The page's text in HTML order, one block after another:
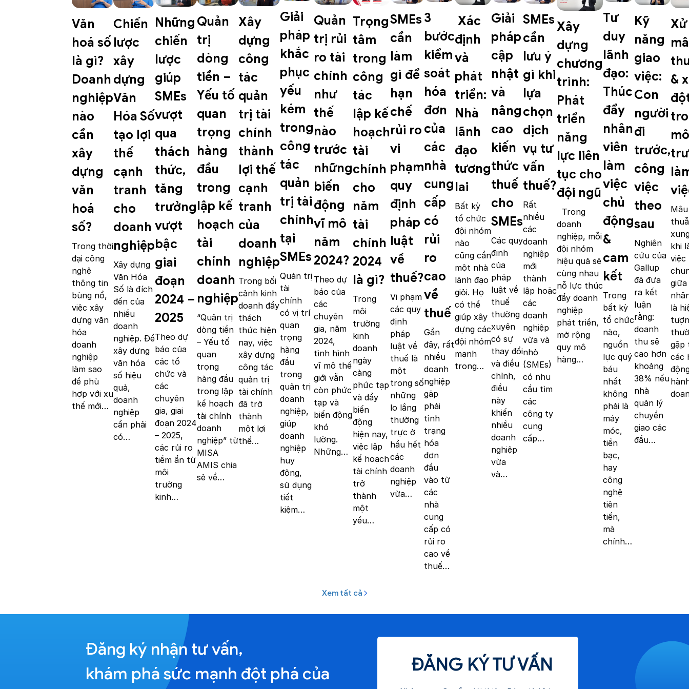
Văn
hoá số
là gì?
Doanh
nghiệp
nào
cần
xây
dựng
văn
hoá
số?
Trong thời
đại công
nghệ
thông tin
bùng nổ,
việc xây
dựng văn
hóa
doanh
nghiệp
làm sao
để phù
hợp với xu
thế mới…
Chiến
lược
xây
dựng
Văn
Hóa Số
tạo lợi
thế
cạnh
tranh
cho
doanh
nghiệp
Xây dựng
Văn Hóa
Số là đích
đến của
nhiều
doanh
nghiệp. Để
xây dựng
văn hóa
số hiệu
quả,
doanh
nghiệp
cần phải
có…
Những
chiến
lược
giúp
SMEs
vượt
qua
thách
thức,
tăng
trưởng
vượt
bậc
giai
đoạn
2024 –
2025
Theo dự
báo của
các tổ
chức và
các
chuyên
gia, giai
đoạn 2024
– 2025,
các rủi ro
tiềm ẩn từ
môi
trường
kinh…
Quản
trị
dòng
tiền –
Yếu tố
quan
trọng
hàng
đầu
trong
lập kế
hoạch
tài
chính
doanh
nghiệp
“Quản trị
dòng tiền
– Yếu tố
quan
trọng
hàng đầu
trong lập
kế hoạch
tài chính
doanh
nghiệp” từ
MISA
AMIS chia
sẻ về…
Xây
dựng
công
tác
quản
trị tài
chính
thành
lợi thế
cạnh
tranh
của
doanh
nghiệp
Trong bối
cảnh kinh
doanh đầy
thách
thức hiện
nay, việc
xây dựng
công tác
quản trị
tài chính
đã trở
thành
một lợi
thế…
Giải
pháp
khắc
phục
yếu
kém
trong
công
tác
quản
trị tài
chính
tại
SMEs
Quản trị
tài
chính
có vị trí
quan
trọng
hàng
đầu
trong
quản trị
doanh
nghiệp,
giúp
doanh
nghiệp
huy
động,
sử dụng
tiết
kiệm…
Quản
trị rủi
ro tài
chính
như
thế
nào
trước
những
biến
động
vĩ mô
năm
2024?
Theo dự
báo của
các
chuyên
gia, năm
2024,
tình hình
vĩ mô thế
giới vẫn
còn phức
tạp và
biến động
khó
lường.
Những…
Trọng
tâm
trong
công
tác
lập kế
hoạch
tài
chính
cho
năm
tài
chính
2024
là gì?
Trong
môi
trường
kinh
doanh
ngày
càng
phức tạp
và đầy
biến
động
hiện nay,
việc lập
kế hoạch
tài chính
trở
thành
một
yếu…
SMEs
cần
làm
gì để
hạn
chế
rủi ro
vi
phạm
quy
định
pháp
luật
về
thuế?
Vi phạm
các quy
định
pháp
luật về
thuế là
một
trong số
những
lo lắng
thường
trực ở
hầu hết
các
doanh
nghiệp
vừa…
3
bước
kiểm
soát
hóa
đơn
của
các
nhà
cung
cấp
có
rủi
ro
cao
về
thuế
Gần
đây, rất
nhiều
doanh
nghiệp
gặp
phải
tình
trạng
hóa
đơn
đầu
vào từ
các
nhà
cung
cấp có
rủi ro
cao về
thuế…
Xác
định
và
phát
triển:
Nhà
lãnh
đạo
tương
lai
Bất kỳ
tổ chức
đội nhóm
nào
cũng cần
một nhà
lãnh đạo
giỏi. Họ
có thể
giúp xây
dựng các
đội nhóm
mạnh
trong…
Giải
pháp
cập
nhật
và
nâng
cao
kiến
thức
thuế
cho
SMEs
Các quy
định
của
pháp
luật về
thuế
thường
xuyên
có sự
thay đổi
và điều
chỉnh,
điều
này
khiến
nhiều
doanh
nghiệp
vừa
và…
SMEs
cần
lưu ý
gì khi
lựa
chọn
dịch
vụ tư
vấn
thuế?
Rất
nhiều
các
doanh
nghiệp
mới
thành
lập hoặc
các
doanh
nghiệp
vừa và
nhỏ
(SMEs)
có nhu
cầu tìm
các
công ty
cung
cấp…
Xây
dựng
chương
trình:
Phát
triển
năng
lực liên
tục cho
đội ngũ
Trong
doanh
nghiệp, mỗi
đội nhóm
hiệu quả sẽ
cùng nhau
nỗ lực thúc
đẩy doanh
nghiệp
phát triển,
mở rộng
quy mô
hàng…
Tư
duy
lãnh
đạo:
Thúc
đẩy
nhân
viên
làm
việc
chủ
động
&
cam
kết
Trong
bất kỳ
tổ chức
nào,
nguồn
lực quý
báu
nhất
không
phải là
máy
móc,
tiền
bạc,
hay
công
nghệ
tiên
tiến,
mà
chính…
Kỹ
năng
giao
việc:
Con
người
đi
trước,
công
việc
theo
sau
Nghiên
cứu của
Gallup
đã đưa
ra kết
luận
rằng:
doanh
thu sẽ
cao hơn
khoảng
38% nếu
nhà
quản lý
chuyển
giao các
đầu…
&
Mâu
khi
việc
là
gặp
các
Xem tất cả
Đăng ký nhận tư vấn,
khám phá sức mạnh đột phá của
ĐĂNG KÝ TƯ VẤN